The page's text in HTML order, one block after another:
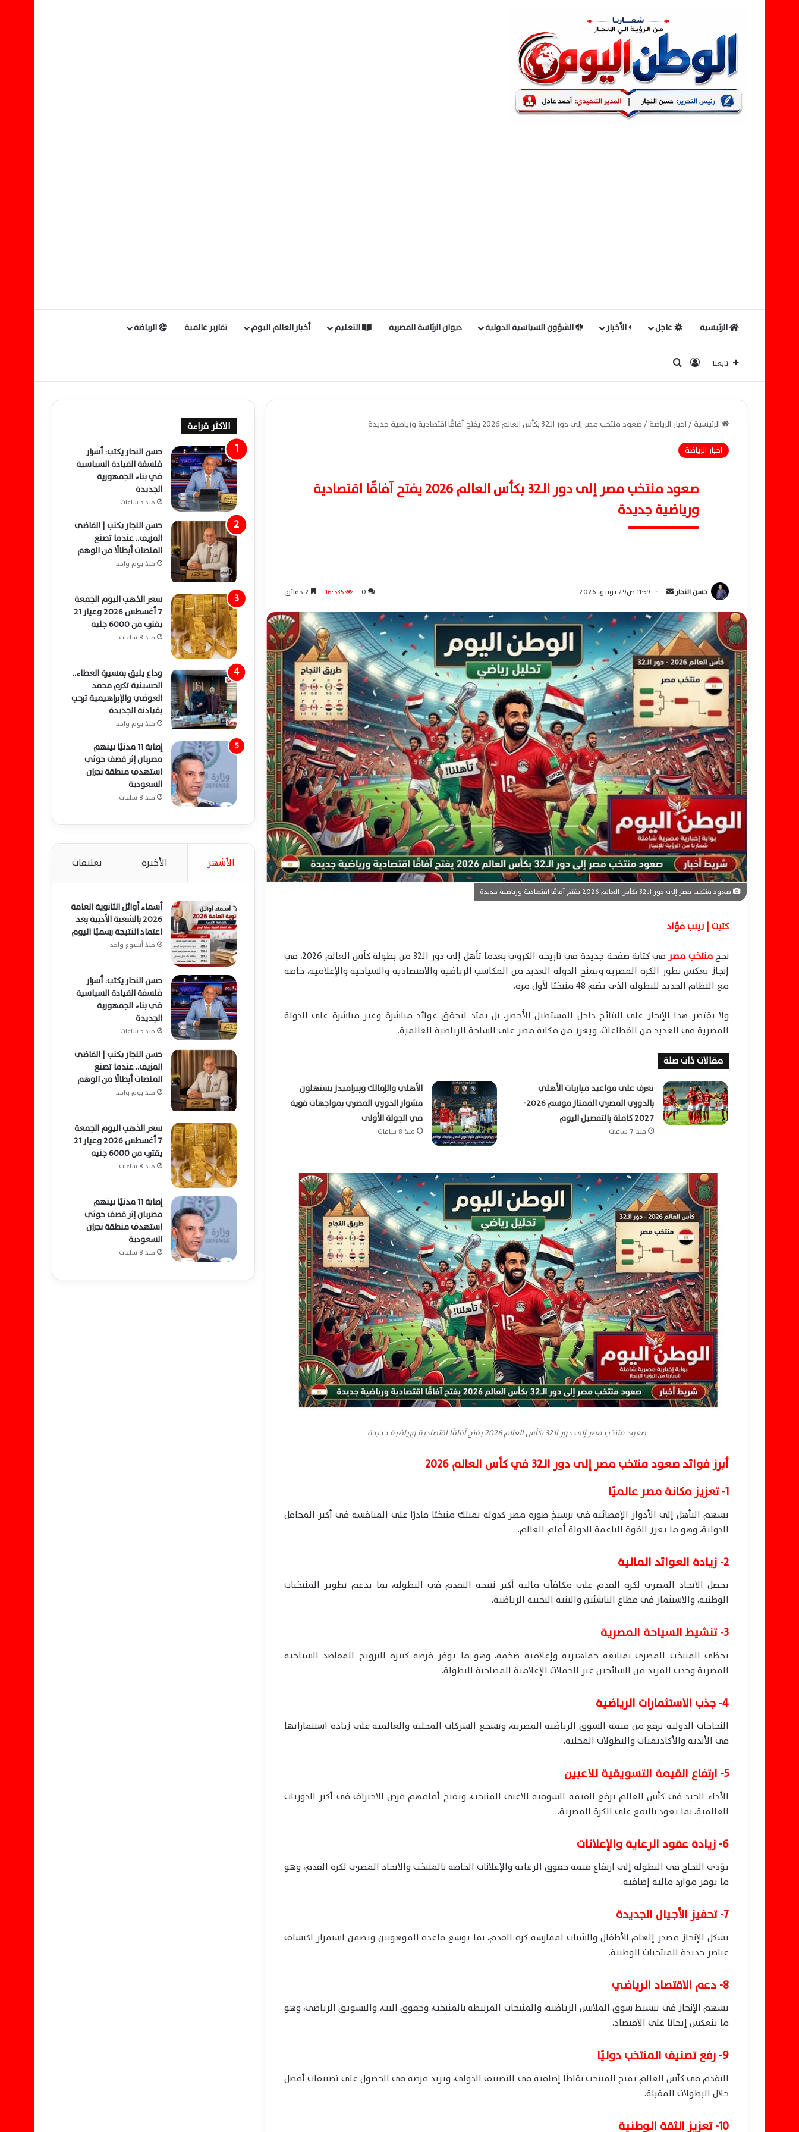
الرئيسية عاجل الأخبار الشؤون السياسية الدولية ديوان الرئاسة المصرية التعليم أخبار العالم اليوم تقارير عالمية الرياضة
تابعنا تسجيل الدخول
الرئيسية/اخبار الرياضة/صعود منتخب مصر إلى دور الـ32 بكأس العالم 2026 يفتح آفاقًا اقتصادية ورياضية جديدة
اخبار الرياضة
صعود منتخب مصر إلى دور الـ32 بكأس العالم 2026 يفتح آفاقًا اقتصادية
ورياضية جديدة
حسن النجار
س
ل
ب
ر
ي
إ
ل
ك
ت
ر
و
ن
ا
11:59 ص29 يونيو، 2026 0 16٬535
صعود منتخب مصر إلى دور الـ32 بكأس العالم 2026 يفتح آفاقًا اقتصادية ورياضية جديدة
كتبت | زينب فؤاد
نجحمنتخب مصر
في كتابة صفحة جديدة في تاريخه الكروي بعدما تأهل إلى دور الـ32 من بطولة كأس العالم 2026، في
إنجاز يعكس تطور الكرة المصرية ويمنح الدولة العديد من المكاسب الرياضية والاقتصادية والسياحية والإعلامية، خاصة
مع النظام الجديد للبطولة الذي يضم 48 منتخبًا لأول مرة.
ولا يقتصر هذا الإنجاز على النتائج داخل المستطيل الأخضر، بل يمتد ليحقق عوائد مباشرة وغير مباشرة على الدولة
المصرية في العديد من القطاعات، ويعزز من مكانة مصر على الساحة الرياضية العالمية.
مقالات ذات صلة
تعرف على مواعيد مباريات الأهلي
بالدوري المصري الممتاز موسم 2026-
2027 كاملة بالتفصيل اليوم
منذ 7 ساعات
الأهلي والزمالك وبيراميدز يستهلون
مشوار الدوري المصري بمواجهات قوية
في الجولة الأولى
منذ 8 ساعات
صعود منتخب مصر إلى دور الـ32 بكأس العالم 2026 يفتح آفاقًا اقتصادية ورياضية جديدة
أبرز فوائد صعود منتخب مصر إلى دور الـ32 في كأس العالم 2026
1- تعزيز مكانة مصر عالميًا
يسهم التأهل إلى الأدوار الإقصائية في ترسيخ صورة مصر كدولة تمتلك منتخبًا قادرًا على المنافسة في أكبر المحافل
الدولية، وهو ما يعزز القوة الناعمة للدولة أمام العالم.
2- زيادة العوائد المالية
يحصل الاتحاد المصري لكرة القدم على مكافآت مالية أكبر نتيجة التقدم في البطولة، بما يدعم تطوير المنتخبات
الوطنية، والاستثمار في قطاع الناشئين والبنية التحتية الرياضية.
3- تنشيط السياحة المصرية
يحظى المنتخب المصري بمتابعة جماهيرية وإعلامية ضخمة، وهو ما يوفر فرصة كبيرة للترويج للمقاصد السياحية
المصرية وجذب المزيد من السائحين عبر الحملات الإعلامية المصاحبة للبطولة.
4- جذب الاستثمارات الرياضية
النجاحات الدولية ترفع من قيمة السوق الرياضية المصرية، وتشجع الشركات المحلية والعالمية على زيادة استثماراتها
في الأندية والأكاديميات والبطولات المحلية.
5- ارتفاع القيمة التسويقية للاعبين
الأداء الجيد في كأس العالم يرفع القيمة السوقية للاعبي المنتخب، ويفتح أمامهم فرص الاحتراف في أكبر الدوريات
العالمية، بما يعود بالنفع على الكرة المصرية.
6- زيادة عقود الرعاية والإعلانات
يؤدي النجاح في البطولة إلى ارتفاع قيمة حقوق الرعاية والإعلانات الخاصة بالمنتخب والاتحاد المصري لكرة القدم، وهو
ما يوفر موارد مالية إضافية.
7- تحفيز الأجيال الجديدة
يشكل الإنجاز مصدر إلهام للأطفال والشباب لممارسة كرة القدم، بما يوسع قاعدة الموهوبين ويضمن استمرار اكتشاف
عناصر جديدة للمنتخبات الوطنية.
8- دعم الاقتصاد الرياضي
يسهم الإنجاز في تنشيط سوق الملابس الرياضية، والمنتجات المرتبطة بالمنتخب، وحقوق البث، والتسويق الرياضي، وهو
ما ينعكس إيجابًا على الاقتصاد.
9- رفع تصنيف المنتخب دوليًا
التقدم في كأس العالم يمنح المنتخب نقاطًا إضافية في التصنيف الدولي، ويزيد فرصه في الحصول على تصنيفات أفضل
خلال البطولات المقبلة.
10- تعزيز الثقة الوطنية
الاكثر قراءة
حسن النجار يكتب: أسرار
فلسفة القيادة السياسية
في بناء الجمهورية
الجديدة
منذ 5 ساعات
حسن النجار يكتب | القاضي
المزيف.. عندما تصنع
المنصات أبطالًا من الوهم
منذ يوم واحد
سعر الذهب اليوم الجمعة
7 أغسطس 2026 وعيار 21
يقترب من 6000 جنيه
منذ 8 ساعات
وداع يليق بمسيرة العطاء..
الحسينية تكرم محمد
العوضي والإبراهيمية ترحب
بقيادته الجديدة
منذ يوم واحد
إصابة 11 مدنيًا بينهم
مصريان إثر قصف حوثي
استهدف منطقة نجران
السعودية
منذ 8 ساعات
الأشهر الأخيرة تعليقات
أسماء أوائل الثانوية العامة
2026 بالشعبة الأدبية بعد
اعتماد النتيجة رسميًا اليوم
منذ أسبوع واحد
حسن النجار يكتب: أسرار
فلسفة القيادة السياسية
في بناء الجمهورية
الجديدة
منذ 5 ساعات
حسن النجار يكتب | القاضي
المزيف.. عندما تصنع
المنصات أبطالًا من الوهم
منذ يوم واحد
سعر الذهب اليوم الجمعة
7 أغسطس 2026 وعيار 21
يقترب من 6000 جنيه
منذ 8 ساعات
إصابة 11 مدنيًا بينهم
مصريان إثر قصف حوثي
استهدف منطقة نجران
السعودية
منذ 8 ساعات